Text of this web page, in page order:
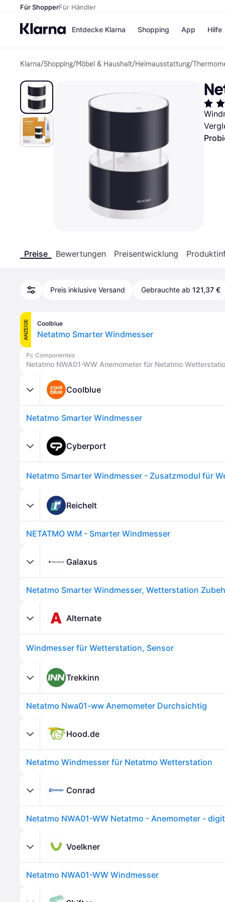
Für ShopperFür Händler
Entdecke Klarna
Zahlungsmethoden
Bezahle in 3
Bezahle in bis zu 30 Tagen
Shopping
Shops
eBay
Temu
SHEIN
App Hilfe
Klarna/Shopping/Möbel & Haushalt/Heimausstattung/
Preise Bewertungen Preisentwicklung
Preis inklusive Versand Gebrauchte ab 121,37 €
ANZEIGE Coolblue
Netatmo Smarter Windmesser
Pc Componentes
Netatmo NWA01-WW Anemometer für Netatmo
Coolblue
Netatmo Smarter Windmesser
Cyberport
Netatmo Smarter Windmesser - Zusatzmodul für
Reichelt
NETATMO WM - Smarter Windmesser
Galaxus
Alternate
Windmesser für Wetterstation, Sensor
Trekkinn
Netatmo Nwa01-ww Anemometer Durchsichtig
Hood.de
Netatmo Windmesser für Netatmo Wetterstation
Conrad
Voelkner
Netatmo NWA01-WW Windmesser